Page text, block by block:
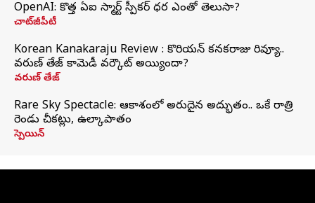
OpenAI: కొత్త ఏఐ స్మార్ట్ స్పీకర్ ధర ఎంతో తెలుసా?
చాట్‌జీపీటీ
Korean Kanakaraju Review : కొరియన్ కనకరాజు రివ్యూ..
వరుణ్ తేజ్ కామెడీ వర్కౌట్ అయ్యిందా?
వరుణ్ తేజ్
Rare Sky Spectacle: ఆకాశంలో అరుదైన అద్భుతం.. ఒకే రాత్రి
రెండు చీకట్లు, ఉల్కాపాతం
స్పెయిన్